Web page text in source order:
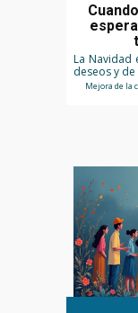
La Navidad
deseos y
Mejora de la